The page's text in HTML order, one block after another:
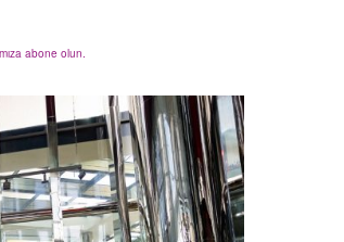
abone olun.